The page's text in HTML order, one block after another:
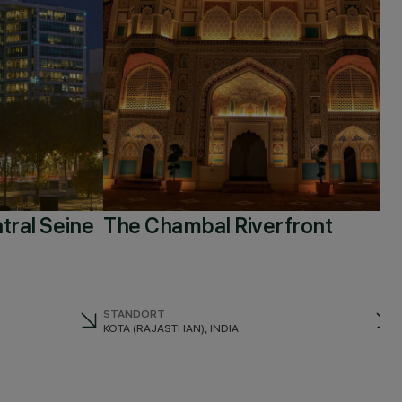
Seine
The Chambal Riverfront
STANDORT
KOTA (RAJASTHAN), INDIA